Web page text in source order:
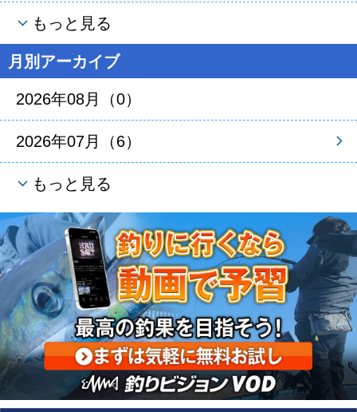
もっと見る
月別アーカイブ
2026年08月（0）
2026年07月（6）
もっと見る